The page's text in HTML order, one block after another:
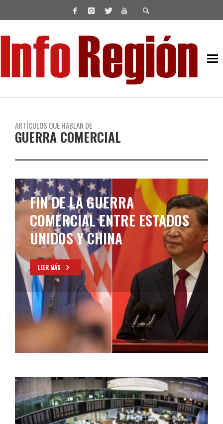
ARTÍCULOS QUE HABLAN DE
GUERRA COMERCIAL
FIN DE LA GUERRA
COMERCIAL ENTRE ESTADOS
UNIDOS Y CHINA
LEER MÁS